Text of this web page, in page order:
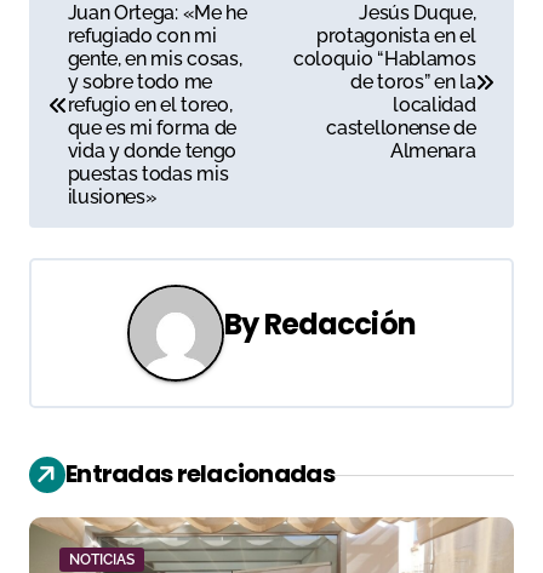
v
a
ó
n
d
Juan Ortega: «Me he
refugiado con mi
gente, en mis cosas,
y sobre todo me
refugio en el toreo,
que es mi forma de
vida y donde tengo
puestas todas mis
ilusiones»
Jesús Duque,
protagonista en el
coloquio “Hablamos
de toros” en la
localidad
castellonense de
Almenara
ByRedacción
Entradas relacionadas
NOTICIAS